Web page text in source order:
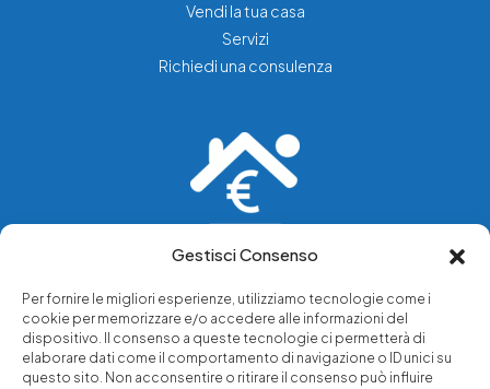
Gestisci Consenso
Per fornire le migliori esperienze, utilizziamo tecnologie come i
cookie per memorizzare e/o accedere alle informazioni del
dispositivo. Il consenso a queste tecnologie ci permetterà di
elaborare dati come il comportamento di navigazione o ID unici su
questo sito. Non acconsentire o ritirare il consenso può influire
Vendi la tua casa
Servizi
Richiedi una consulenza
Chi siamo
Servizi di tutela legale